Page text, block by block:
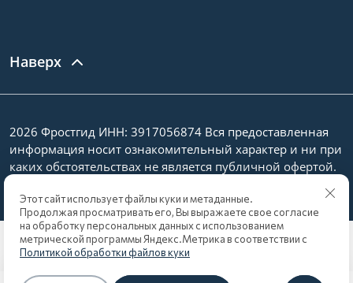
Наверх
2026 Фростгид ИНН: 3917056874 Вся предоставленная
информация носит ознакомительный характер и ни при
каких обстоятельствах не является публичной офертой.
Этот сайт использует файлы куки и метаданные.
Продолжая просматривать его, Вы выражаете свое согласие
на обработку персональных данных с использованием
метрической программы Яндекс.Метрика в соответствии с
Политикой обработки файлов куки